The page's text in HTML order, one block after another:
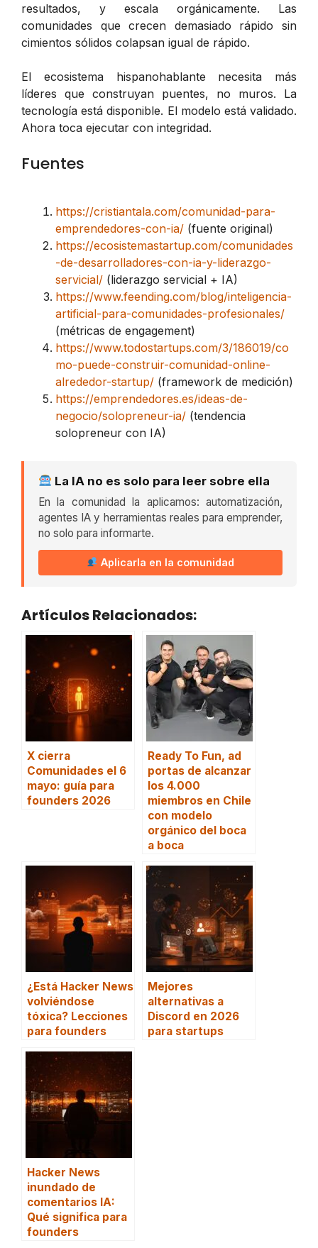
resultados, y escala orgánicamente. Las
comunidades que crecen demasiado rápido sin
cimientos sólidos colapsan igual de rápido.
El ecosistema hispanohablante necesita más
líderes que construyan puentes, no muros. La
tecnología está disponible. El modelo está validado.
Ahora toca ejecutar con integridad.
Fuentes
https://cristiantala.com/comunidad-para-
emprendedores-con-ia/ (fuente original)
https://ecosistemastartup.com/comunidades
-de-desarrolladores-con-ia-y-liderazgo-
servicial/ (liderazgo servicial + IA)
https://www.feending.com/blog/inteligencia-
artificial-para-comunidades-profesionales/
(métricas de engagement)
https://www.todostartups.com/3/186019/co
mo-puede-construir-comunidad-online-
alrededor-startup/ (framework de medición)
https://emprendedores.es/ideas-de-
negocio/solopreneur-ia/ (tendencia
solopreneur con IA)
La IA no es solo para leer sobre ella
En la comunidad la aplicamos: automatización,
agentes IA y herramientas reales para emprender,
no solo para informarte.
Aplicarla en la comunidad
Artículos Relacionados:
X cierra
Comunidades el 6
mayo: guía para
founders 2026
Ready To Fun, ad
portas de alcanzar
los 4.000
miembros en Chile
con modelo
orgánico del boca
a boca
¿Está Hacker News
volviéndose
tóxica? Lecciones
para founders
Mejores
alternativas a
Discord en 2026
para startups
Hacker News
inundado de
comentarios IA:
Qué significa para
founders